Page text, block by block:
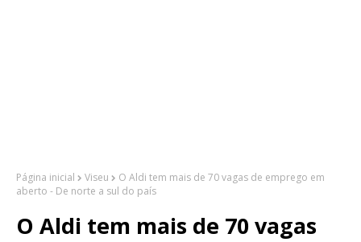
Página inicial Viseu
O Aldi tem mais de 70 vagas de emprego em
aberto - De norte a sul do país
O Aldi tem mais de 70 vagas